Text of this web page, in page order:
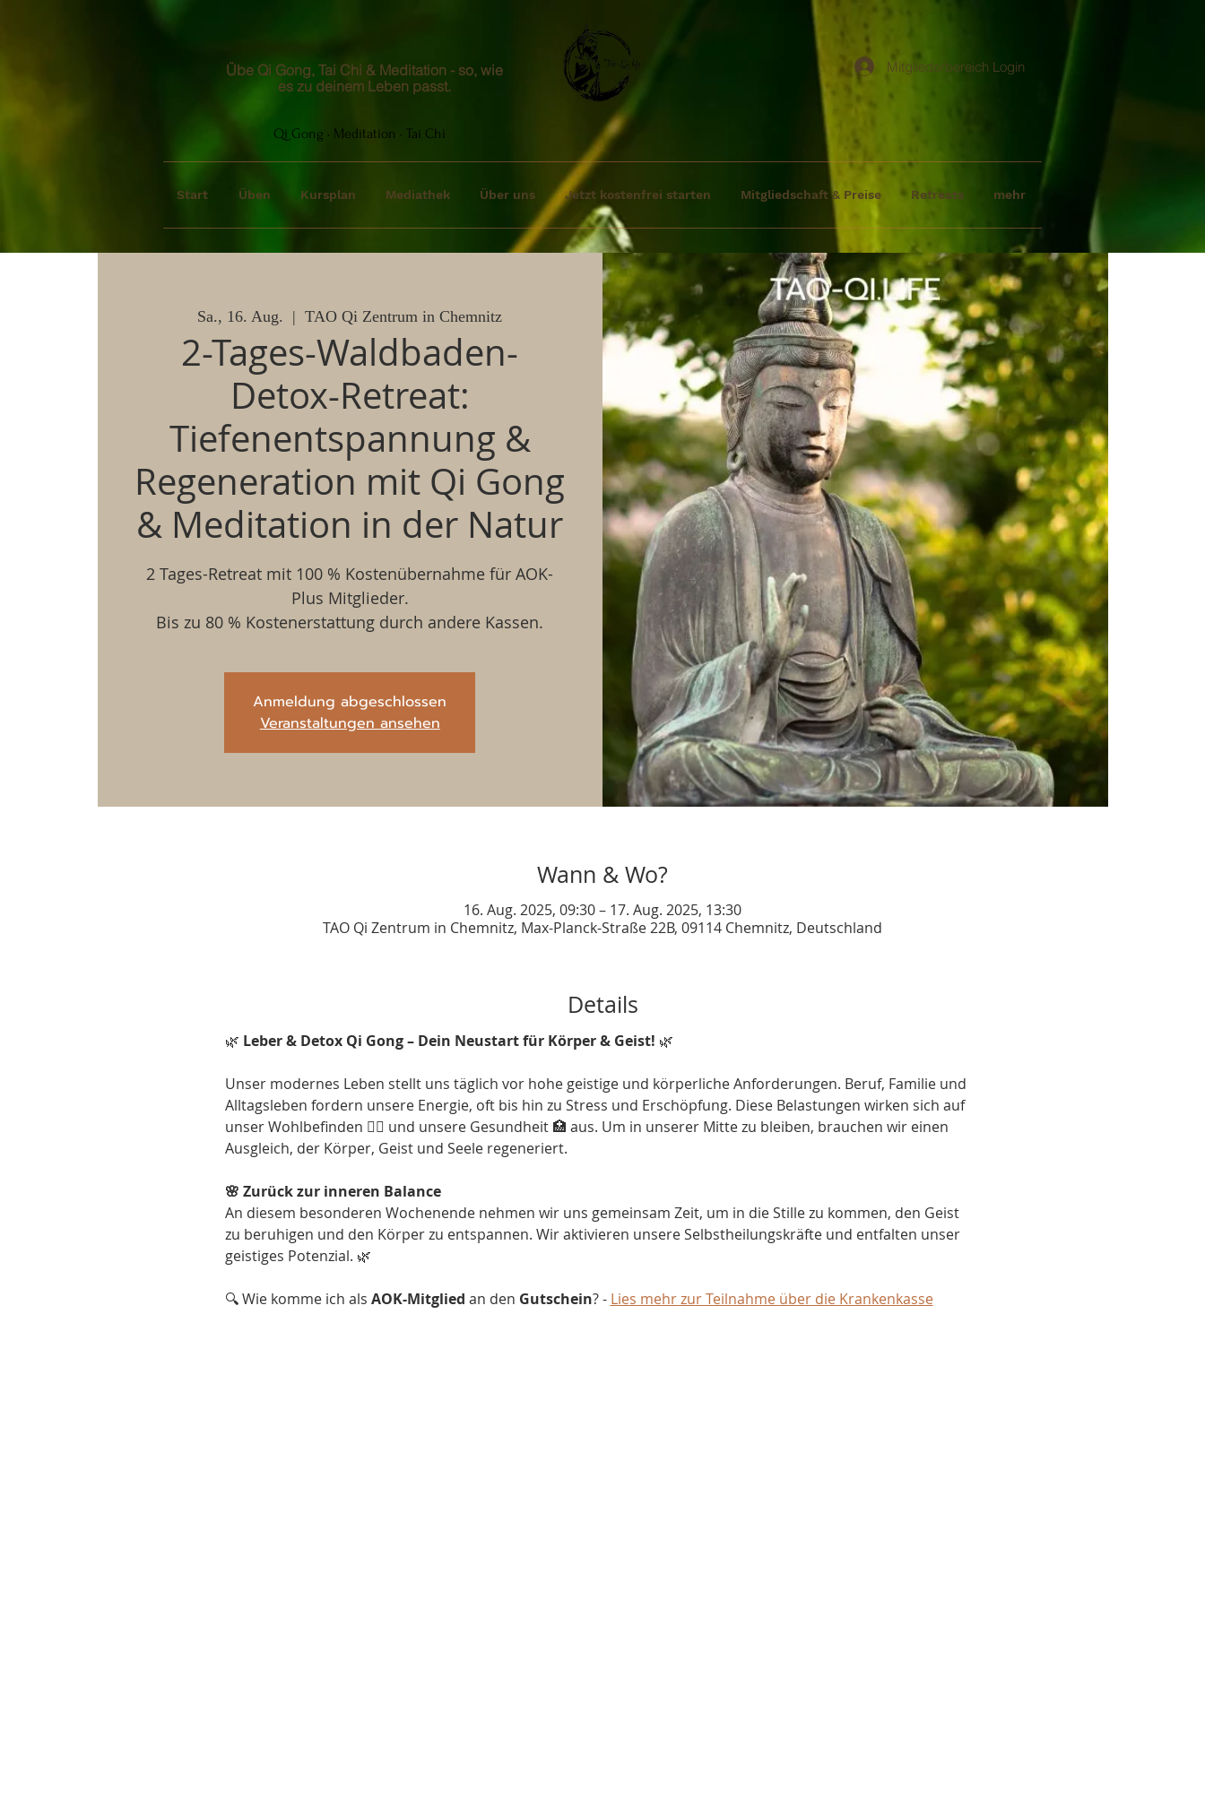
Übe Qi Gong, Tai Chi & Meditation - so, wie
es zu deinem Leben passt.
Mitgliederbereich Login
Qi Gong · Meditation · Tai Chi
Start Üben Kursplan Mediathek Über uns Jetzt kostenfrei starten Mitgliedschaft & Preise Retreats mehr
Sa., 16. Aug.
  |
TAO Qi Zentrum in Chemnitz
2-Tages-Waldbaden-
Detox-Retreat:
Tiefenentspannung &
Regeneration mit Qi Gong
& Meditation in der Natur
2 Tages-Retreat mit 100 % Kostenübernahme für AOK-
Plus Mitglieder.
Bis zu 80 % Kostenerstattung durch andere Kassen.
Anmeldung abgeschlossen
Veranstaltungen ansehen
Wann & Wo?
16. Aug. 2025, 09:30 – 17. Aug. 2025, 13:30
TAO Qi Zentrum in Chemnitz, Max-Planck-Straße 22B, 09114 Chemnitz, Deutschland
Details
🌿 Leber & Detox Qi Gong – Dein Neustart für Körper & Geist! 🌿
Unser modernes Leben stellt uns täglich vor hohe geistige und körperliche Anforderungen. Beruf, Familie und
Alltagsleben fordern unsere Energie, oft bis hin zu Stress und Erschöpfung. Diese Belastungen wirken sich auf
unser Wohlbefinden 🧘‍♂️ und unsere Gesundheit 🏥 aus. Um in unserer Mitte zu bleiben, brauchen wir einen
Ausgleich, der Körper, Geist und Seele regeneriert.
🌸 Zurück zur inneren Balance
An diesem besonderen Wochenende nehmen wir uns gemeinsam Zeit, um in die Stille zu kommen, den Geist
zu beruhigen und den Körper zu entspannen. Wir aktivieren unsere Selbstheilungskräfte und entfalten unser
geistiges Potenzial. 🌿
🔍 Wie komme ich als AOK-Mitglied an den Gutschein? - Lies mehr zur Teilnahme über die Krankenkasse